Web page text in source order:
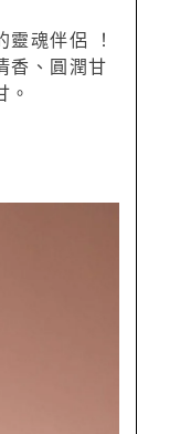
靈魂伴侶 ！
香、圓潤甘
。